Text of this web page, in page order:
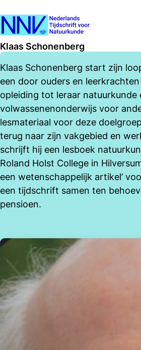
Klaas Schonenberg
Klaas Schonenberg start zijn
een door ouders en
opleiding tot leraar natuurkunde
volwassenenonderwijs voor
lesmateriaal voor deze
terug naar zijn vakgebied en
schrijft hij een lesboek
Roland Holst College in
een wetenschappelijk artikel’
een tijdschrift samen ten
pensioen.